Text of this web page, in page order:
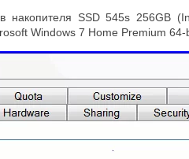
накопителя SSD 545s 256GB
Windows 7 Home Premium 64-